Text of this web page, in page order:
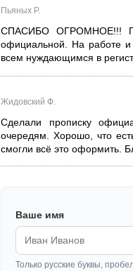
Пьяных Р.
СПАСИБО ОГРОМНОЕ!!!
официальной. На работе
всем нуждающимся в
Жидовский Ф.
Сделали прописку
очередям. Хорошо, что
смогли всё это оформить.
Ваше имя
Только русские буквы,